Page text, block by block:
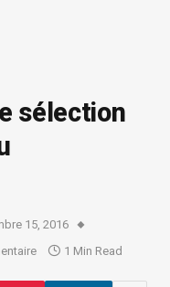
sélection
15, 2016
1 Min Read